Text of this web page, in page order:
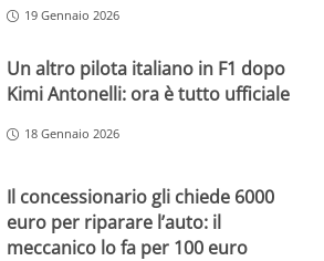
19 Gennaio 2026
Un altro pilota italiano in F1 dopo
Kimi Antonelli: ora è tutto ufficiale
18 Gennaio 2026
Il concessionario gli chiede 6000
euro per riparare l’auto: il
meccanico lo fa per 100 euro